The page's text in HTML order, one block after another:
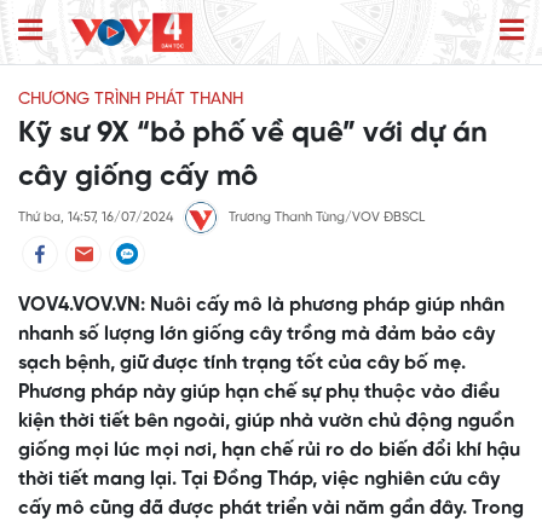
CHƯƠNG TRÌNH PHÁT THANH
Kỹ sư 9X “bỏ phố về quê” với dự án
cây giống cấy mô
Thứ ba, 14:57, 16/07/2024 Trương Thanh Tùng/VOV ĐBSCL
VOV4.VOV.VN: Nuôi cấy mô là phương pháp giúp nhân
nhanh số lượng lớn giống cây trồng mà đảm bảo cây
sạch bệnh, giữ được tính trạng tốt của cây bố mẹ.
Phương pháp này giúp hạn chế sự phụ thuộc vào điều
kiện thời tiết bên ngoài, giúp nhà vườn chủ động nguồn
giống mọi lúc mọi nơi, hạn chế rủi ro do biến đổi khí hậu
thời tiết mang lại. Tại Đồng Tháp, việc nghiên cứu cây
cấy mô cũng đã được phát triển vài năm gần đây. Trong